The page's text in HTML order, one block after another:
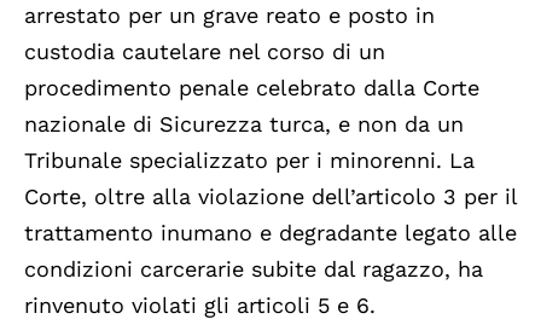
arrestato per un grave reato e posto in
custodia cautelare nel corso di un
procedimento penale celebrato dalla Corte
nazionale di Sicurezza turca, e non da un
Tribunale specializzato per i minorenni. La
Corte, oltre alla violazione dell’articolo 3 per il
trattamento inumano e degradante legato alle
condizioni carcerarie subite dal ragazzo, ha
rinvenuto violati gli articoli 5 e 6.